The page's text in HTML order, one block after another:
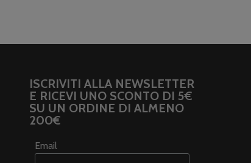
ISCRIVITI ALLA NEWSLETTER
E RICEVI UNO SCONTO DI 5€
SU UN ORDINE DI ALMENO
200€
Email